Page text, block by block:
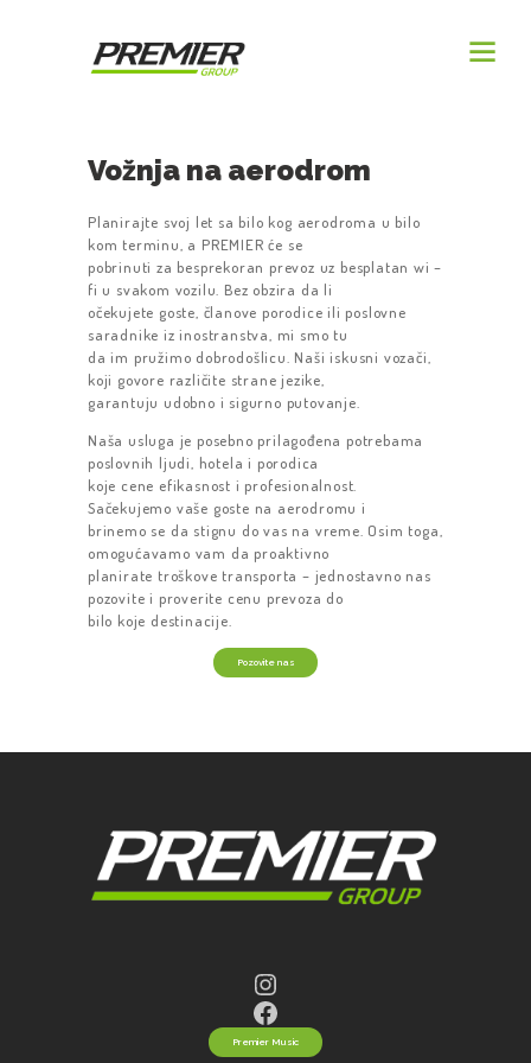
GRADOVI
RENT A CAR
VOZILA
KARIJERA
PREMIER
Vožnja na aerodrom
Planirajte svoj let sa bilo kog aerodroma u bilo
kom terminu, a PREMIER će se
pobrinuti za besprekoran prevoz uz besplatan wi –
fi u svakom vozilu. Bez obzira da li
očekujete goste, članove porodice ili poslovne
saradnike iz inostranstva, mi smo tu
da im pružimo dobrodošlicu. Naši iskusni vozači,
koji govore različite strane jezike,
garantuju udobno i sigurno putovanje.
Naša usluga je posebno prilagođena potrebama
poslovnih ljudi, hotela i porodica
koje cene efikasnost i profesionalnost.
Sačekujemo vaše goste na aerodromu i
brinemo se da stignu do vas na vreme. Osim toga,
omogućavamo vam da proaktivno
planirate troškove transporta – jednostavno nas
pozovite i proverite cenu prevoza do
bilo koje destinacije.
Pozovite nas
Instagram
Facebook
Premier Music